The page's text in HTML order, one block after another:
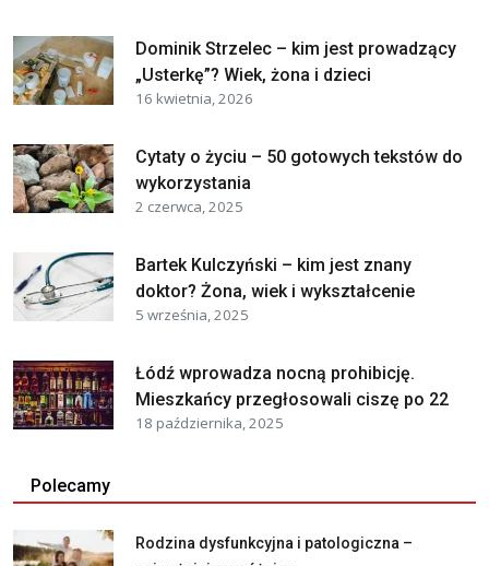
Dominik Strzelec – kim jest prowadzący
„Usterkę”? Wiek, żona i dzieci
16 kwietnia, 2026
Cytaty o życiu – 50 gotowych tekstów do
wykorzystania
2 czerwca, 2025
Bartek Kulczyński – kim jest znany
doktor? Żona, wiek i wykształcenie
5 września, 2025
Łódź wprowadza nocną prohibicję.
Mieszkańcy przegłosowali ciszę po 22
18 października, 2025
Polecamy
Rodzina dysfunkcyjna i patologiczna –